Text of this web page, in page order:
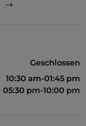
Geschlossen
10:30 am-01:45 pm
05:30 pm-10:00 pm